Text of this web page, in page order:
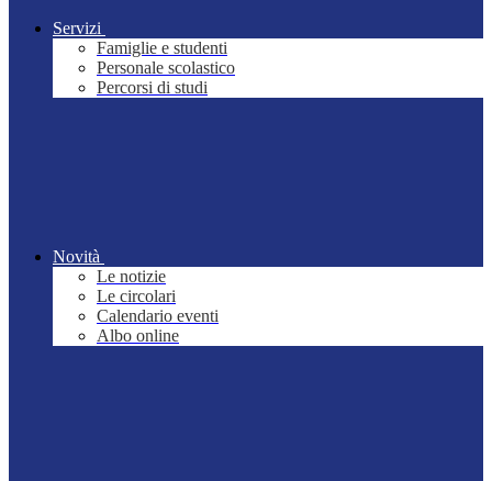
Servizi
Famiglie e studenti
Personale scolastico
Percorsi di studi
Novità
Le notizie
Le circolari
Calendario eventi
Albo online